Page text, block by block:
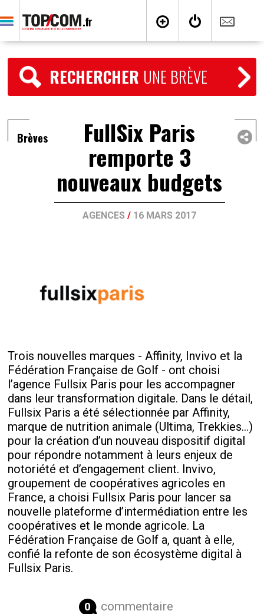
RECHERCHER UNE BRÈVE
Brèves FullSix Paris
remporte 3
nouveaux budgets
AGENCES / 16 MARS 2017
Trois nouvelles marques - Affinity, Invivo et la
Fédération Française de Golf - ont choisi
l’agence Fullsix Paris pour les accompagner
dans leur transformation digitale. Dans le détail,
Fullsix Paris a été sélectionnée par Affinity,
marque de nutrition animale (Ultima, Trekkies…)
pour la création d’un nouveau dispositif digital
pour répondre notamment à leurs enjeux de
notoriété et d’engagement client. Invivo,
groupement de coopératives agricoles en
France, a choisi Fullsix Paris pour lancer sa
nouvelle plateforme d’intermédiation entre les
coopératives et le monde agricole. La
Fédération Française de Golf a, quant à elle,
confié la refonte de son écosystème digital à
Fullsix Paris.
0 commentaire